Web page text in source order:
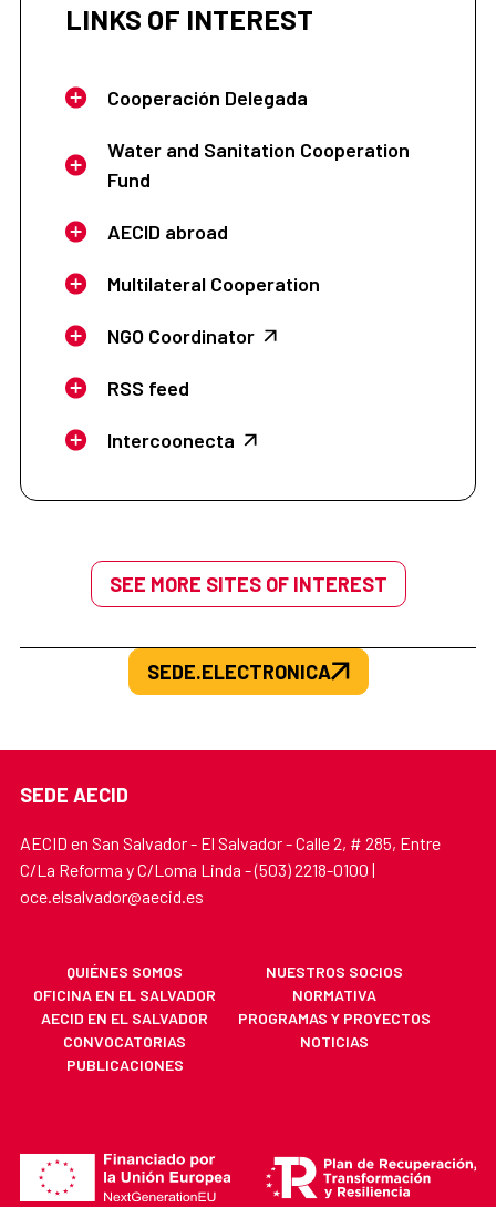
LINKS OF INTEREST
Cooperación Delegada
Water and Sanitation Cooperation
Fund
AECID abroad
Multilateral Cooperation
NGO Coordinator
RSS feed
Intercoonecta
SEE MORE SITES OF INTEREST
SEDE.ELECTRONICA
SEDE AECID
AECID en San Salvador - El Salvador - Calle 2, # 285, Entre
C/La Reforma y C/Loma Linda - (503) 2218-0100 |
oce.elsalvador@aecid.es
QUIÉNES SOMOS
NUESTROS SOCIOS
OFICINA EN EL SALVADOR
NORMATIVA
AECID EN EL SALVADOR
PROGRAMAS Y PROYECTOS
CONVOCATORIAS
NOTICIAS
PUBLICACIONES